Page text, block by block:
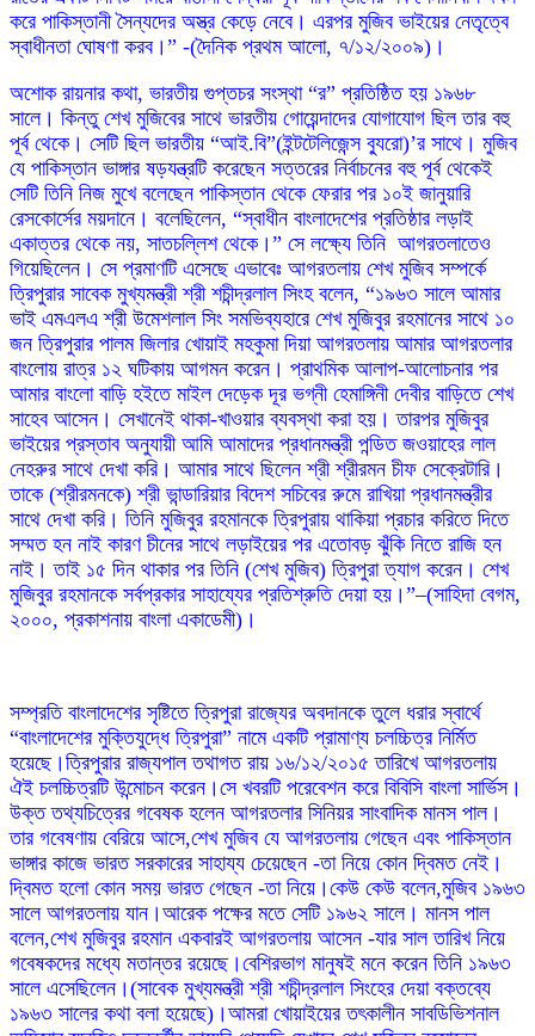
করে পাকিস্তানী সৈন্যদের অস্ত্র কেড়ে নেবে। এরপর মুজিব ভাইয়ের নেতৃত্বে
স্বাধীনতা ঘোষণা করব।” -(দৈনিক প্রথম আলো, ৭/১২/২০০৯)।
অশোক রায়নার কথা, ভারতীয় গুপ্তচর সংস্থা “র” প্রতিষ্ঠিত হয় ১৯৬৮
সালে। কিন্তু শেখ মুজিবের সাথে ভারতীয় গোয়েন্দাদের যোগাযোগ ছিল তার বহু
পূর্ব থেকে। সেটি ছিল ভারতীয় “আই.বি”(ইন্টটেলিজেন্স ব্যুরো)’র সাথে। মুজিব
যে পাকিস্তান ভাঙ্গার ষড়যন্ত্রটি করেছেন সত্তরের নির্বাচনের বহু পূর্ব থেকেই
সেটি তিনি নিজ মুখে বলেছেন পাকিস্তান থেকে ফেরার পর ‌১০ই জানুয়ারি
রেসকোর্সের ময়দানে। বলেছিলেন, “স্বাধীন বাংলাদেশের প্রতিষ্ঠার লড়াই
একাত্তর থেকে নয়, সাতচল্লিশ থেকে।” সে লক্ষ্যে তিনি আগরতলাতেও
গিয়েছিলেন। সে প্রমাণটি এসেছে এভাবেঃ আগরতলায় শেখ মুজিব সম্পর্কে
ত্রিপুরার সাবেক মুখ্যমন্ত্রী শ্রী শচীন্দ্রলাল সিংহ বলেন, “১৯৬৩ সালে আমার
ভাই এমএলএ শ্রী উমেশলাল সিং সমভিব্যহারে শেখ মুজিবুর রহমানের সাথে ১০
জন ত্রিপুরার পালম জিলার খোয়াই মহকুমা দিয়া আগরতলায় আমার আগরতলার
বাংলোয় রাত্র ১২ ঘটিকায় আগমন করেন। প্রাথমিক আলাপ-আলোচনার পর
আমার বাংলো বাড়ি হইতে মাইল দেড়েক দূর ভগ্নী হেমাঙ্গিনী দেবীর বাড়িতে শেখ
সাহেব আসেন। সেখানেই থাকা-খাওয়ার ব্যবস্থা করা হয়। তারপর মুজিবুর
ভাইয়ের প্রস্তাব অনুযায়ী আমি আমাদের প্রধানমন্ত্রী পন্ডিত জওয়াহের লাল
নেহরুর সাথে দেখা করি। আমার সাথে ছিলেন শ্রী শ্রীরমন চীফ সেক্রেটারি।
তাকে (শ্রীরমনকে) শ্রী ভান্ডারিয়ার বিদেশ সচিবের রুমে রাখিয়া প্রধানমন্ত্রীর
সাথে দেখা করি। তিনি মুজিবুর রহমানকে ত্রিপুরায় থাকিয়া প্রচার করিতে দিতে
সম্মত হন নাই কারণ চীনের সাথে লড়াইয়ের পর এতোবড় ঝুঁকি নিতে রাজি হন
নাই। তাই ১৫ দিন থাকার পর তিনি (শেখ মুজিব) ত্রিপুরা ত্যাগ করেন। শেখ
মুজিবুর রহমানকে সর্বপ্রকার সাহায্যের প্রতিশ্রুতি দেয়া হয়।”–(সাহিদা বেগম,
২০০০, প্রকাশনায় বাংলা একাডেমী)।
সম্প্রতি বাংলাদেশের সৃষ্টিতে ত্রিপুরা রাজ্যের অবদানকে তুলে ধরার স্বার্থে
“বাংলাদেশের মুক্তিযুদ্ধে ত্রিপুরা” নামে একটি প্রামাণ্য চলচ্চিত্র নির্মিত
হয়েছে।ত্রিপুরার রাজ্যপাল তথাগত রায় ১৬/১২/২০১৫ তারিখে আগরতলায়
ঐই চলচ্চিত্রটি উন্মোচন করেন।সে খবরটি পরেবেশন করে বিবিসি বাংলা সার্ভিস।
উক্ত তথ্যচিত্রের গবেষক হলেন আগরতলার সিনিয়র সাংবাদিক মানস পাল।
তার গবেষণায় বেরিয়ে আসে,শেখ মুজিব যে আগরতলায় গেছেন এবং পাকিস্তান
ভাঙ্গার কাজে ভারত সরকারের সাহায্য চেয়েছেন -তা নিয়ে কোন দ্বিমত নেই।
দ্বিমত হলো কোন সময় ভারত গেছেন -তা নিয়ে।কেউ কেউ বলেন,মুজিব ১৯৬৩
সালে আগরতলায় যান।আরেক পক্ষের মতে সেটি ১৯৬২ সালে। মানস পাল
বলেন,শেখ মুজিবুর রহমান একবারই আগরতলায় আসেন -যার সাল তারিখ নিয়ে
গবেষকদের মধ্যে মতান্তর রয়েছে।বেশিরভাগ মানুষই মনে করেন তিনি ১৯৬৩
সালে এসেছিলেন।(সাবেক মুখ্যমন্ত্রী শ্রী শচীন্দ্রলাল সিংহের দেয়া বক্তব্যে
১৯৬৩ সালের কথা বলা হয়েছে)।আমরা খোয়াইয়ের তৎকালীন সাবডিভিশনাল